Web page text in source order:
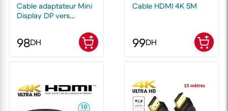
Cable adaptateur Mini
Display DP vers
98DH
Cable HDMI 4K 5M
99DH